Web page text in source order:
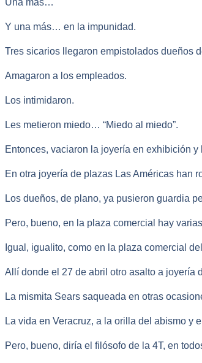
Una más…
Y una más… en la impunidad.
Tres sicarios llegaron empistolados dueños
Amagaron a los empleados.
Los intimidaron.
Les metieron miedo… “Miedo al miedo”.
Entonces, vaciaron la joyería en exhibición
En otra joyería de plazas Las Américas han
Los dueños, de plano, ya pusieron guardia
Pero, bueno, en la plaza comercial hay
Igual, igualito, como en la plaza comercial
Allí donde el 27 de abril otro asalto a joyería
La mismita Sears saqueada en otras
La vida en Veracruz, a la orilla del abismo y
Pero, bueno, diría el filósofo de la 4T, en